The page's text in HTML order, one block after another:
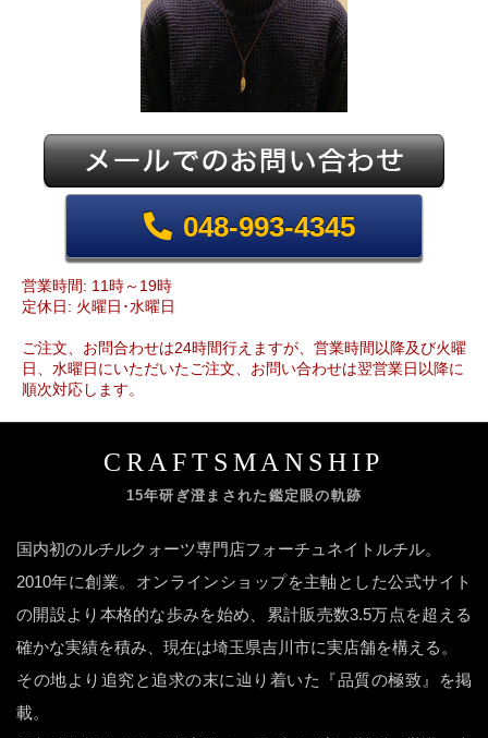
048-993-4345
営業時間: 11時～19時
定休日: 火曜日･水曜日
ご注文、お問合わせは24時間行えますが、営業時間以降及び火曜
日、水曜日にいただいたご注文、お問い合わせは翌営業日以降に
順次対応します。
CRAFTSMANSHIP
15年研ぎ澄まされた鑑定眼の軌跡
国内初のルチルクォーツ専門店フォーチュネイトルチル。
2010年に創業。オンラインショップを主軸とした公式サイト
の開設より本格的な歩みを始め、累計販売数3.5万点を超える
確かな実績を積み、現在は埼玉県吉川市に実店舗を構える。
その地より追究と追求の末に辿り着いた『品質の極致』を掲
載。